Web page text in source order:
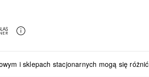
i sklepach stacjonarnych mogą się różnić